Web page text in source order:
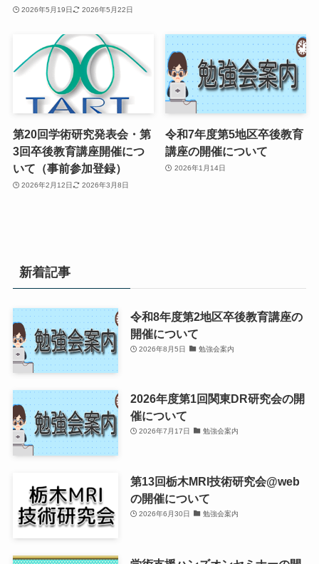
2026年5月19日 2026年5月22日
第20回学術研究発表会・第
3回卒後教育講座開催につ
いて（事前参加登録）
2026年2月12日 2026年3月8日
令和7年度第5地区卒後教育
講座の開催について
2026年1月14日
新着記事
令和8年度第2地区卒後教育講座の
開催について
2026年8月5日 勉強会案内
2026年度第1回関東DR研究会の開
催について
2026年7月17日 勉強会案内
第13回栃木MRI技術研究会@web
の開催について
2026年6月30日 勉強会案内